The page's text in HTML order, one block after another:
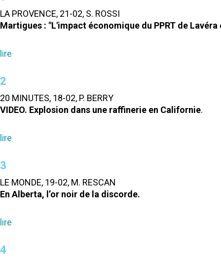
LA PROVENCE, 21-02, S. ROSSI
Martigues : "L'impact économique du PPRT de Lavéra
lire
2
20 MINUTES, 18-02, P. BERRY
VIDEO. Explosion dans une raffinerie en Californie.
lire
3
LE MONDE, 19-02, M. RESCAN
En Alberta, l’or noir de la discorde.
lire
4